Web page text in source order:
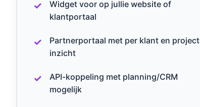
Widget voor op jullie website of
klantportaal
Partnerportaal met per klant en project
inzicht
API-koppeling met planning/CRM
mogelijk